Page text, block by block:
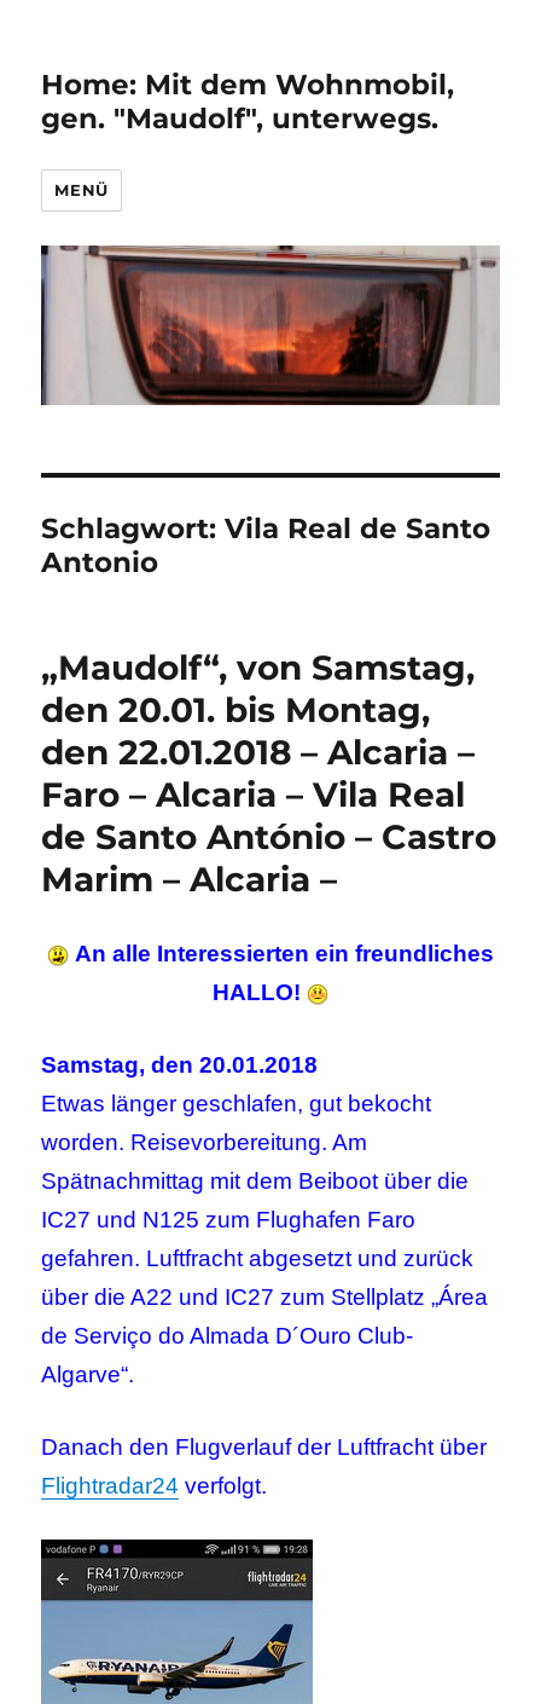
Home: Mit dem Wohnmobil,
gen. "Maudolf", unterwegs.
MENÜ
Schlagwort:Vila Real de Santo
Antonio
„Maudolf“, von Samstag,
den 20.01. bis Montag,
den 22.01.2018 – Alcaria –
Faro – Alcaria – Vila Real
de Santo António – Castro
Marim – Alcaria –
An alle Interessierten ein freundliches
HALLO!
Samstag, den 20.01.2018
Etwas länger geschlafen, gut bekocht
worden. Reisevorbereitung. Am
Spätnachmittag mit dem Beiboot über die
IC27 und N125 zum Flughafen Faro
gefahren. Luftfracht abgesetzt und zurück
über die A22 und IC27 zum Stellplatz „Área
de Serviço do Almada D´Ouro Club-
Algarve“.
Danach den Flugverlauf der Luftfracht über
Flightradar24 verfolgt.